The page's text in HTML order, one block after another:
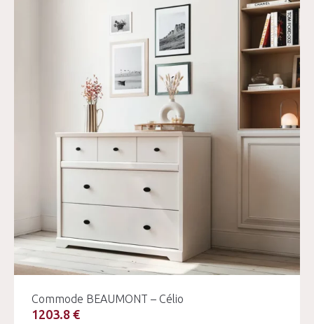
Commode BEAUMONT – Célio
1203.8 €